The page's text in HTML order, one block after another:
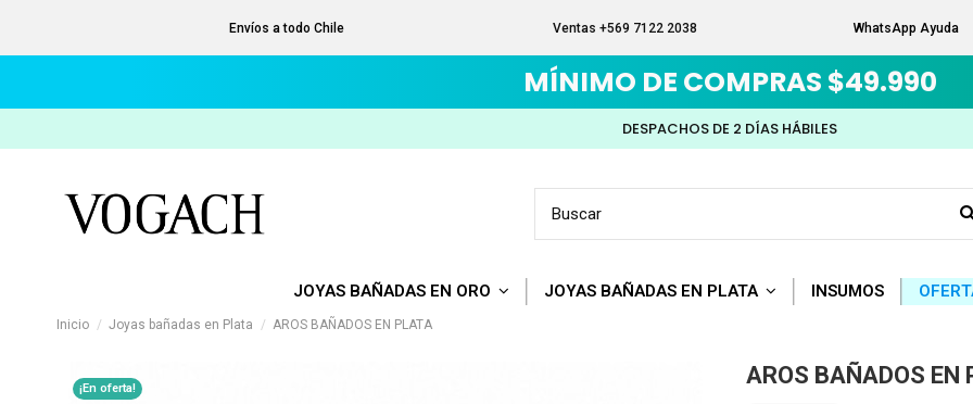
Envíos a todo Chile Ventas +569 7122 2038 WhatsApp Ayuda
MÍNIMO DE COMPRAS $49.990
DESPACHOS DE 2 DÍAS HÁBILES
JOYAS BAÑADAS EN ORO JOYAS BAÑADAS EN PLATA INSUMOS
Inicio Joyas bañadas en Plata AROS BAÑADOS EN PLATA
¡En oferta! AROS BAÑADOS EN